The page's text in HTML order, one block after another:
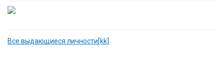
Все выдающиеся личности[kk]